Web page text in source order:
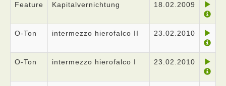
Feature Kapitalvernichtung 18.02.2009
O-Ton intermezzo hierofalco II 23.02.2010
O-Ton intermezzo hierofalco I 23.02.2010